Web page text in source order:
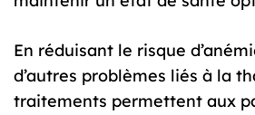
En réduisant le risque
d’autres problèmes liés à la
traitements permettent aux